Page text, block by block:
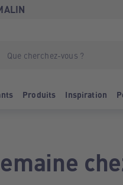
Produits Inspiration